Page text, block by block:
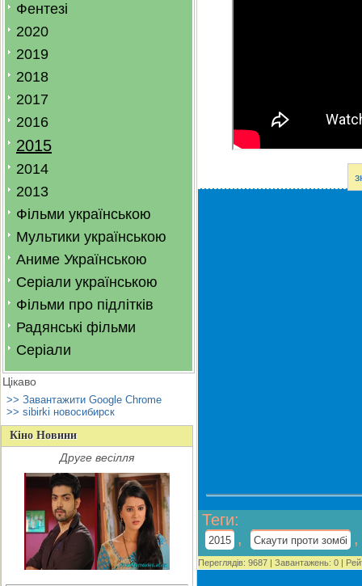
Фентезі
2020
2019
2018
2017
2016
2015
2014
2013
Фільми українською
Мультики українською
Аниме Українською
Серіали українською
Фільми про підлітків
Радянські фільми
Серіали
Цікаво
>> Завантажити Google Chrome
>> sibirki новосибирск
Кіно Новини
Друге весілля
Теги:
2015 , Скаути проти зомбі
Переглядів: 9687 | Завантажень: 0 |